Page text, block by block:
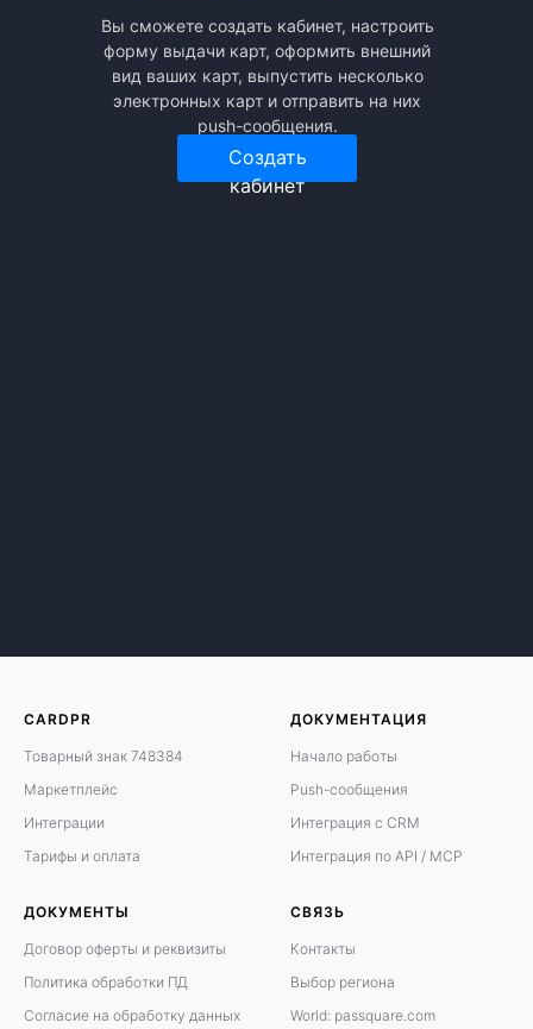
Вы сможете создать кабинет, настроить
форму выдачи карт, оформить внешний
вид ваших карт, выпустить несколько
электронных карт и отправить на них
push-сообщения.
Создать
кабинет
CARDPR
Товарный знак 748384
Маркетплейс
Интеграции
Тарифы и оплата
ДОКУМЕНТАЦИЯ
Начало работы
Push-сообщения
Интеграция с CRM
Интеграция по API / MCP
ДОКУМЕНТЫ
Договор оферты и реквизиты
Политика обработки ПД
Согласие на обработку данных
СВЯЗЬ
Контакты
Выбор региона
World: passquare.com